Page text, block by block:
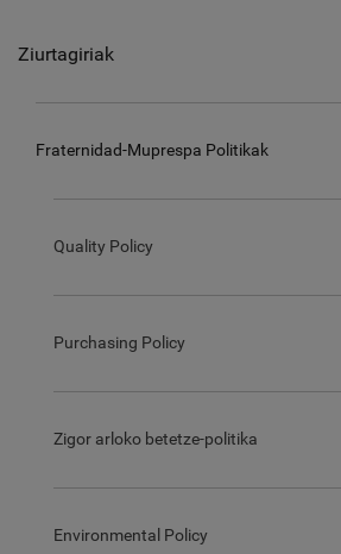
Ziurtagiriak
Fraternidad-Muprespa Politikak
Quality Policy
Purchasing Policy
Zigor arloko betetze-politika
Environmental Policy